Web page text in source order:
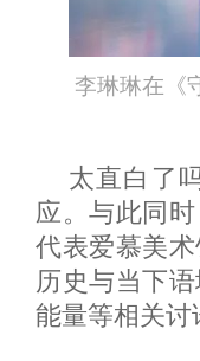
李琳琳在《
太直白了
应。与此同
代表爱慕美
历史与当下
能量等相关讨